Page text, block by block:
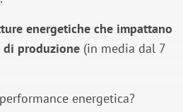
energetiche che impattano
produzione (in media dal 7
energetica?